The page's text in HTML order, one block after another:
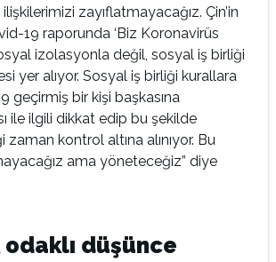
zayıflatmayacağız. Çin’in
19 raporunda ‘Biz Koronavirüs
izolasyonla değil, sosyal iş birliği
yer alıyor. Sosyal iş birliği kurallara
geçirmiş bir kişi başkasına
ile ilgili dikkat edip bu şekilde
kontrol altına alınıyor. Bu
ama yöneteceğiz” diye
odaklı düşünce